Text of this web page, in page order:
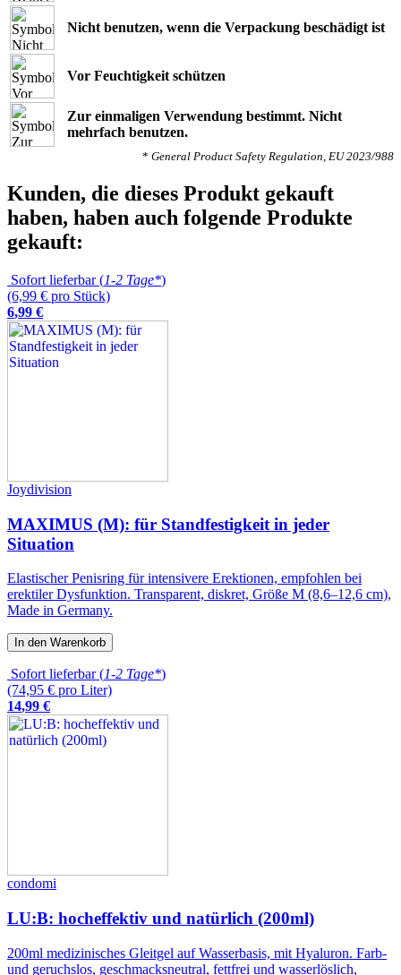
Nicht benutzen, wenn die Verpackung beschädigt ist
Vor Feuchtigkeit schützen
Zur einmaligen Verwendung bestimmt. Nicht
mehrfach benutzen.
* General Product Safety Regulation, EU 2023/988
Kunden, die dieses Produkt gekauft
haben, haben auch folgende Produkte
gekauft:
Sofort lieferbar (1-2 Tage*)
(6,99 € pro Stück)
6,99 €
Joydivision
MAXIMUS (M): für Standfestigkeit in jeder
Situation
Elastischer Penisring für intensivere Erektionen, empfohlen bei
erektiler Dysfunktion. Transparent, diskret, Größe M (8,6–12,6 cm),
Made in Germany.
In den Warenkorb
Sofort lieferbar (1-2 Tage*)
(74,95 € pro Liter)
14,99 €
condomi
LU:B: hocheffektiv und natürlich (200ml)
200ml medizinisches Gleitgel auf Wasserbasis, mit Hyaluron. Farb-
und geruchslos, geschmacksneutral, fettfrei und wasserlöslich,